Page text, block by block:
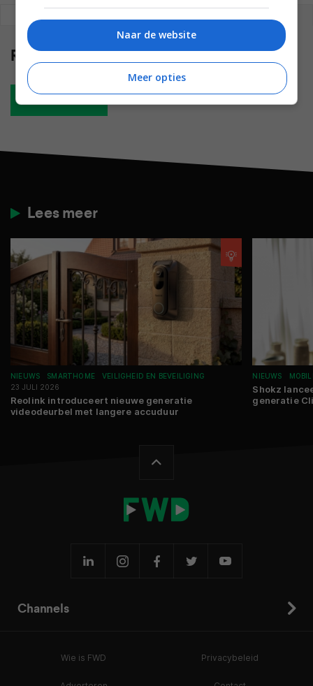
Reacties(0)
Lees meer
NIEUWS SMARTHOME
VEILIGHEID EN BEVEILIGING
23 JULI 2026
Reolink introduceert nieuwe generatie
videodeurbel met langere accuduur
NIEUWS
Shokz
generatie
Channels
Wie is FWD Privacybeleid
Naar de website
Meer opties